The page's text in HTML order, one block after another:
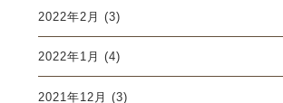
2022年2月 (3)
2022年1月 (4)
2021年12月 (3)